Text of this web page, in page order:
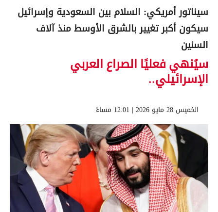
سيناتور أمريكي: السلام بين السعودية وإسرائيل
سيكون أكبر تغيير بالشرق الأوسط منذ آلاف
السنين
سيُنهي فعليًا الصراع العربي
الإسرائيلي..
الخميس 28 مايو 2026 | 12:01 مساءً